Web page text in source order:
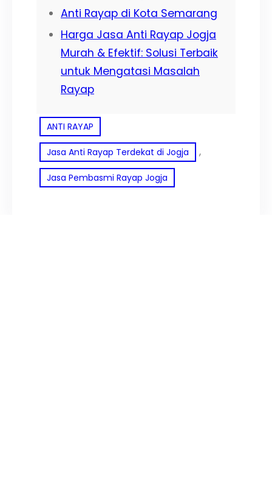
Anti Rayap di Kota Semarang
Harga Jasa Anti Rayap Jogja
Murah & Efektif: Solusi Terbaik
untuk Mengatasi Masalah
Rayap
ANTI RAYAP
Jasa Anti Rayap Terdekat di Jogja ,
Jasa Pembasmi Rayap Jogja